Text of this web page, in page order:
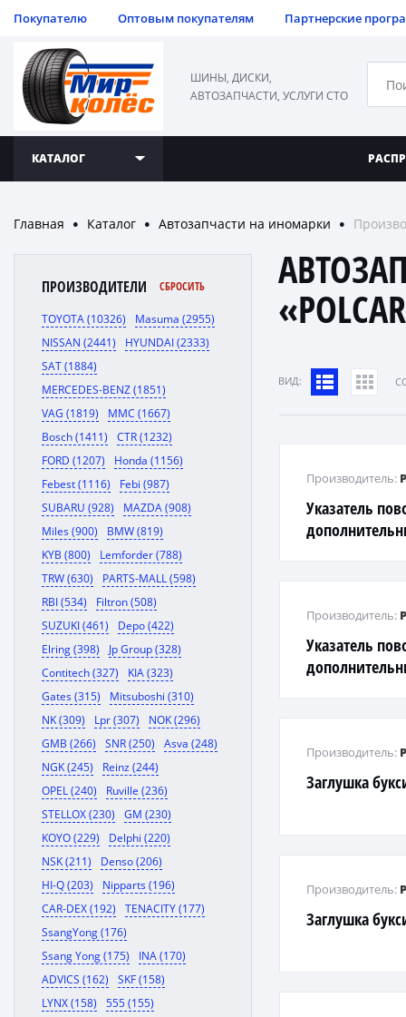
Покупателю Оптовым покупателям Партнерские
ШИНЫ, ДИСКИ,
АВТОЗАПЧАСТИ, УСЛУГИ СТО
КАТАЛОГ
Главная ● Каталог ● Автозапчасти на иномарки ●
ПРОИЗВОДИТЕЛИ СБРОСИТЬ
TOYOTA (10326)
Masuma (2955)
NISSAN (2441)
HYUNDAI (2333)
SAT (1884)
MERCEDES-BENZ (1851)
VAG (1819)
MMC (1667)
Bosch (1411)
CTR (1232)
FORD (1207)
Honda (1156)
Febest (1116)
Febi (987)
SUBARU (928)
MAZDA (908)
Miles (900)
BMW (819)
KYB (800)
Lemforder (788)
TRW (630)
PARTS-MALL (598)
RBI (534)
Filtron (508)
SUZUKI (461)
Depo (422)
Elring (398)
Jp Group (328)
Contitech (327)
KIA (323)
Gates (315)
Mitsuboshi (310)
NK (309)
Lpr (307)
NOK (296)
GMB (266)
SNR (250)
Asva (248)
NGK (245)
Reinz (244)
OPEL (240)
Ruville (236)
STELLOX (230)
GM (230)
KOYO (229)
Delphi (220)
NSK (211)
Denso (206)
HI-Q (203)
Nipparts (196)
CAR-DEX (192)
TENACITY (177)
SsangYong (176)
Ssang Yong (175)
INA (170)
ADVICS (162)
SKF (158)
LYNX (158)
555 (155)
ВИД:
Указатель
Производитель:
Указатель
Производитель:
Заглушка
Производитель:
Заглушка
Производитель: